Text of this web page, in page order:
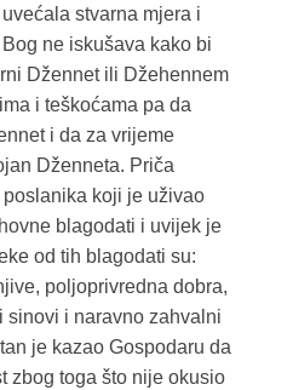
stvarna mjera i
ne iskušava kako bi
Džennet ili Džehennem
i teškoćama pa da
i da za vrijeme
Dženneta. Priča
koji je uživao
blagodati i uvijek je
od tih blagodati su:
poljoprivredna dobra,
sinovi i naravno zahvalni
je kazao Gospodaru da
zbog toga što nije okusio